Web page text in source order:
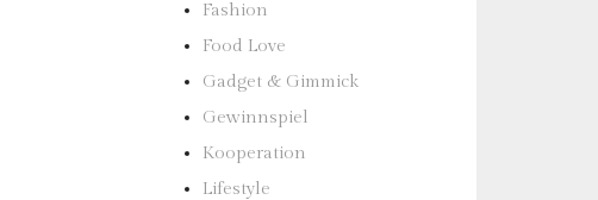
Fashion
Food Love
Gadget & Gimmick
Gewinnspiel
Kooperation
Lifestyle